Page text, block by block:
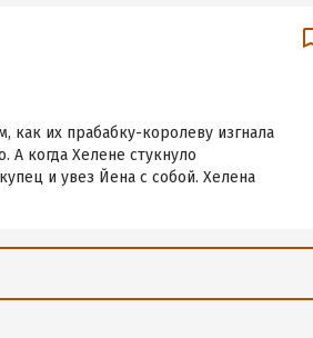
как их прабабку-королеву изгнала
А когда Хелене стукнуло
и увез Йена с собой. Хелена